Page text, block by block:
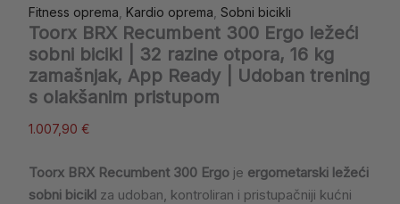
Fitness oprema Kardio oprema Sobni bicikli
Toorx BRX Recumbent 300 Ergo ležeći
sobni bicikl | 32 razine otpora, 16 kg
zamašnjak, App Ready | Udoban trening
s olakšanim pristupom
1.007,90 €
Toorx BRX Recumbent 300 Ergo je ergometarski ležeći
sobni bicikl za udoban, kontroliran i pristupačniji kućni